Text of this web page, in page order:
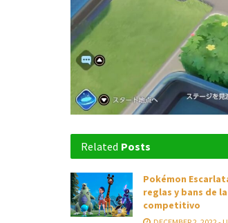
Related Posts
Pokémon
reglas y bans de
competitivo